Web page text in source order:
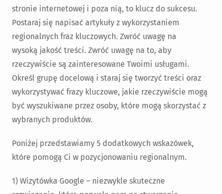
stronie internetowej i poza nią, to klucz do sukcesu.
Postaraj się napisać artykuły z wykorzystaniem
regionalnych fraz kluczowych. Zwróć uwagę na
wysoką jakość treści. Zwróć uwagę na to, aby
rzeczywiście są zainteresowane Twoimi usługami.
Określ grupę docelową i staraj się tworzyć treści oraz
wykorzystywać frazy kluczowe, jakie rzeczywiście mogą
być wyszukiwane przez osoby, które mogą skorzystać z
wybranych produktów.
Poniżej przedstawiamy 5 dodatkowych wskazówek,
które pomogą Ci w pozycjonowaniu regionalnym.
1) Wizytówka Google – niezwykle skuteczne